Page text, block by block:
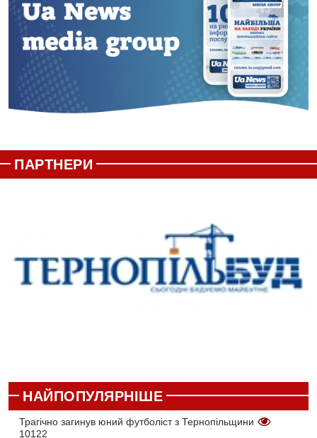
ПАРТНЕРИ
НАЙПОПУЛЯРНІШЕ
Трагічно загинув юний футболіст з Тернопільщини
10122